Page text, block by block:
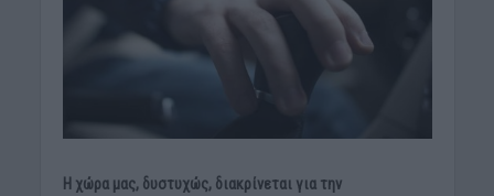
Η χώρα μας, δυστυχώς, διακρίνεται για την